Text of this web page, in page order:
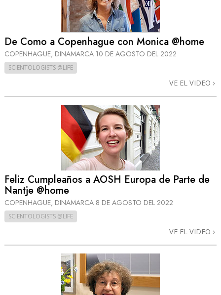
De Como a Copenhague con Monica @home
COPENHAGUE, DINAMARCA 10 DE AGOSTO DEL 2022
SCIENTOLOGISTS @LIFE
VE EL VIDEO
Feliz Cumpleaños a AOSH Europa de Parte de
Nantje @home
COPENHAGUE, DINAMARCA 8 DE AGOSTO DEL 2022
SCIENTOLOGISTS @LIFE
VE EL VIDEO